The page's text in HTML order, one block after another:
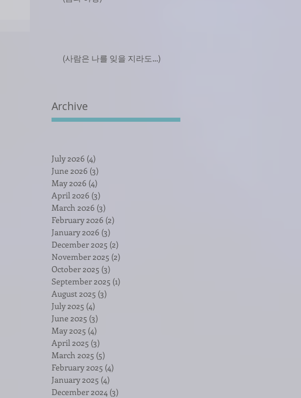
(사람은 나를 잊을 지라도…)
Archive
July 2026 (4)
June 2026 (3)
May 2026 (4)
April 2026 (3)
March 2026 (3)
February 2026 (2)
January 2026 (3)
December 2025 (2)
November 2025 (2)
October 2025 (3)
September 2025 (1)
August 2025 (3)
July 2025 (4)
June 2025 (3)
May 2025 (4)
April 2025 (3)
March 2025 (5)
February 2025 (4)
January 2025 (4)
December 2024 (3)